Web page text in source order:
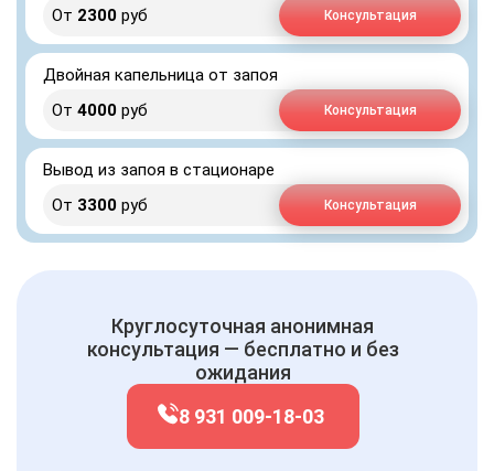
От 2300 руб Консультация
Двойная капельница от запоя
От 4000 руб Консультация
Вывод из запоя в стационаре
От 3300 руб Консультация
Круглосуточная анонимная
консультация — бесплатно и без
ожидания
8 931 009-18-03